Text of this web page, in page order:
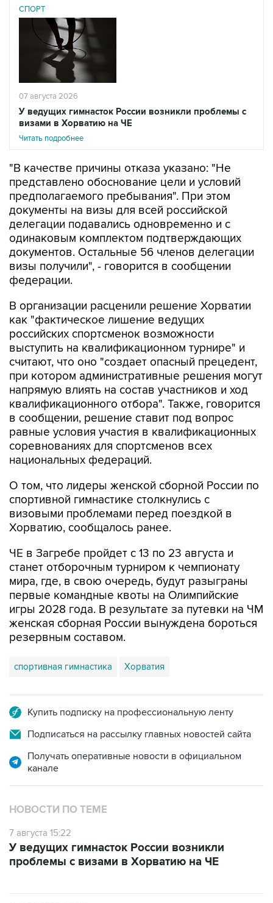
СПОРТ
07 августа 2026
У ведущих гимнасток России возникли проблемы с
визами в Хорватию на ЧЕ
Читать подробнее
"В качестве причины отказа указано: "Не
представлено обоснование цели и условий
предполагаемого пребывания". При этом
документы на визы для всей российской
делегации подавались одновременно и с
одинаковым комплектом подтверждающих
документов. Остальные 56 членов делегации
визы получили", - говорится в сообщении
федерации.
В организации расценили решение Хорватии
как "фактическое лишение ведущих
российских спортсменок возможности
выступить на квалификационном турнире" и
считают, что оно "создает опасный прецедент,
при котором административные решения могут
напрямую влиять на состав участников и ход
квалификационного отбора". Также, говорится
в сообщении, решение ставит под вопрос
равные условия участия в квалификационных
соревнованиях для спортсменов всех
национальных федераций.
О том, что лидеры женской сборной России по
спортивной гимнастике столкнулись с
визовыми проблемами перед поездкой в
Хорватию, сообщалось ранее.
ЧЕ в Загребе пройдет с 13 по 23 августа и
станет отборочным турниром к чемпионату
мира, где, в свою очередь, будут разыграны
первые командные квоты на Олимпийские
игры 2028 года. В результате за путевки на ЧМ
женская сборная России вынуждена бороться
резервным составом.
спортивная гимнастика Хорватия
Купить подписку на профессиональную ленту
Подписаться на рассылку главных новостей сайта
Получать оперативные новости в официальном
канале
НОВОСТИ ПО ТЕМЕ
7 августа 15:22
У ведущих гимнасток России возникли
проблемы с визами в Хорватию на ЧЕ